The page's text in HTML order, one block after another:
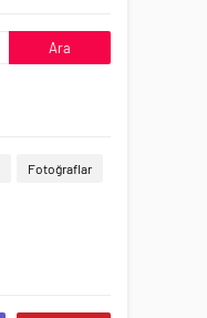
Fotoğraflar